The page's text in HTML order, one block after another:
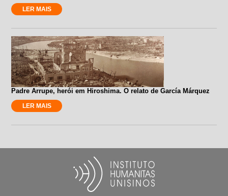
LER MAIS
Padre Arrupe, herói em Hiroshima. O relato de García Márquez
LER MAIS